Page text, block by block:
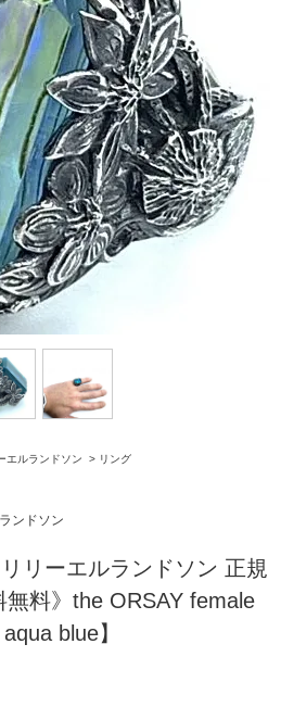
エルランドソン > リング
ンドソン
リーエルランドソン 正規
料》the ORSAY female
blue】